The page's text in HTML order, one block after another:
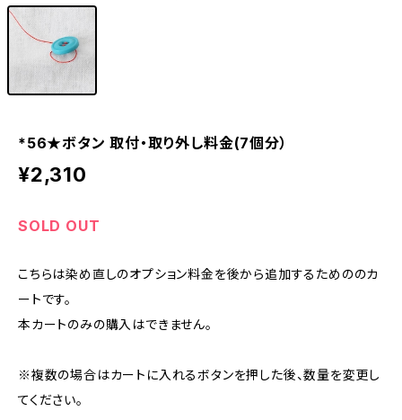
*56★ボタン 取付・取り外し料金(7個分）
¥2,310
SOLD OUT
こちらは染め直しのオプション料金を後から追加するためののカ
ートです。
本カートのみの購入はできません。
※複数の場合はカートに入れるボタンを押した後、数量を変更し
てください。